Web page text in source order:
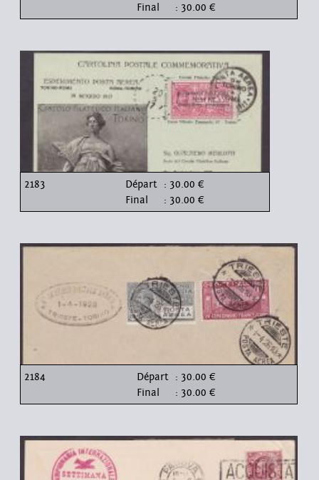
Final
: 30.00 €
2183 Départ : 30.00 €
Final
: 30.00 €
2184 Départ : 30.00 €
Final
: 30.00 €